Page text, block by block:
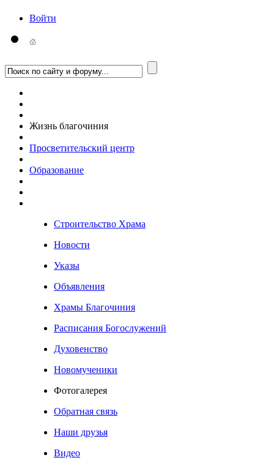
Войти
Жизнь благочиния
Просветительский центр
Образование
Строительство Храма
Новости
Указы
Объявления
Храмы Благочиния
Расписания Богослужений
Духовенство
Новомученики
Фотогалерея
Обратная связь
Наши друзья
Видео